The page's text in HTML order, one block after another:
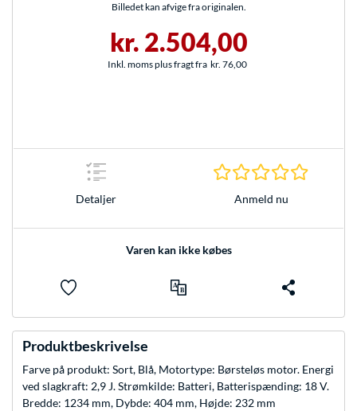
Billedet kan afvige fra originalen.
kr. 2.504,00
Inkl. moms plus fragt fra kr. 76,00
Detaljer Anmeld nu
Varen kan ikke købes
Produktbeskrivelse
Farve på produkt: Sort, Blå, Motortype: Børsteløs motor. Energi
ved slagkraft: 2,9 J. Strømkilde: Batteri, Batterispænding: 18 V.
Bredde: 1234 mm, Dybde: 404 mm, Højde: 232 mm